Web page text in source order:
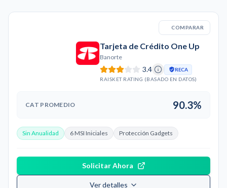
COMPARAR
Tarjeta de Crédito One Up
Banorte
3.4
RECA
RAISKET RATING (BASADO EN DATOS)
CAT PROMEDIO 90.3%
Sin Anualidad 6 MSI Iniciales Protección Gadgets
Solicitar Ahora
Ver detalles